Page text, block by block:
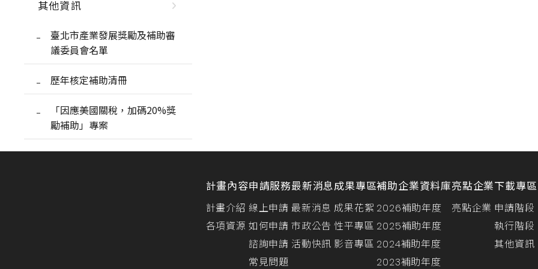
其他資訊
臺北市產業發展獎勵及補助審
議委員會名單
歷年核定補助清冊
「因應美國關稅，加碼20%獎
勵補助」專案
計畫內容
計畫介紹
各項資源
申請服務
線上申請
如何申請
諮詢申請
常見問題
最新消息
最新消息
市政公告
活動快訊
成果專區
成果花絮
性平專區
影音專區
補助企業資料庫
2026補助年度
2025補助年度
2024補助年度
2023補助年度
亮點企業
亮點企業
下載專區
申請階段
執行階段
其他資訊